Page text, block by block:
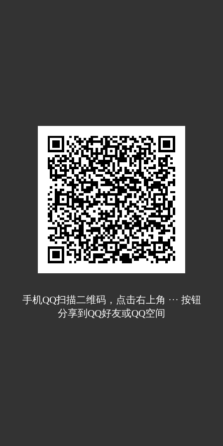
手机QQ扫描二维码，点击右上角 ··· 按钮
分享到QQ好友或QQ空间